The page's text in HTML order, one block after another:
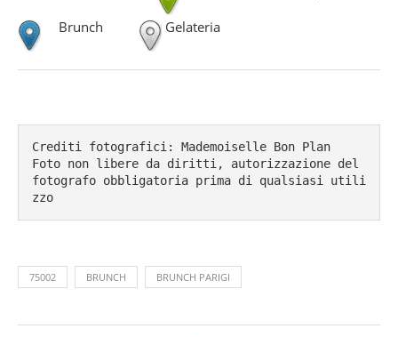
Brunch Gelateria
Crediti fotografici: Mademoiselle Bon Plan
Foto non libere da diritti, autorizzazione del
fotografo obbligatoria prima di qualsiasi utili
zzo
75002 BRUNCH BRUNCH PARIGI